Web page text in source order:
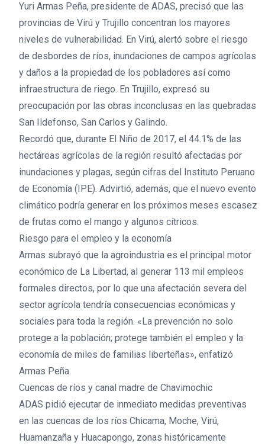
Yuri Armas Peña, presidente de ADAS, precisó que las
provincias de Virú y Trujillo concentran los mayores
niveles de vulnerabilidad. En Virú, alertó sobre el riesgo
de desbordes de ríos, inundaciones de campos agrícolas
y daños a la propiedad de los pobladores así como
infraestructura de riego. En Trujillo, expresó su
preocupación por las obras inconclusas en las quebradas
San Ildefonso, San Carlos y Galindo.
Recordó que, durante El Niño de 2017, el 44.1% de las
hectáreas agrícolas de la región resultó afectadas por
inundaciones y plagas, según cifras del Instituto Peruano
de Economía (IPE). Advirtió, además, que el nuevo evento
climático podría generar en los próximos meses escasez
de frutas como el mango y algunos cítricos.
Riesgo para el empleo y la economía
Armas subrayó que la agroindustria es el principal motor
económico de La Libertad, al generar 113 mil empleos
formales directos, por lo que una afectación severa del
sector agrícola tendría consecuencias económicas y
sociales para toda la región. «La prevención no solo
protege a la población; protege también el empleo y la
economía de miles de familias liberteñas», enfatizó
Armas Peña.
Cuencas de ríos y canal madre de Chavimochic
ADAS pidió ejecutar de inmediato medidas preventivas
en las cuencas de los ríos Chicama, Moche, Virú,
Huamanzaña y Huacapongo, zonas históricamente